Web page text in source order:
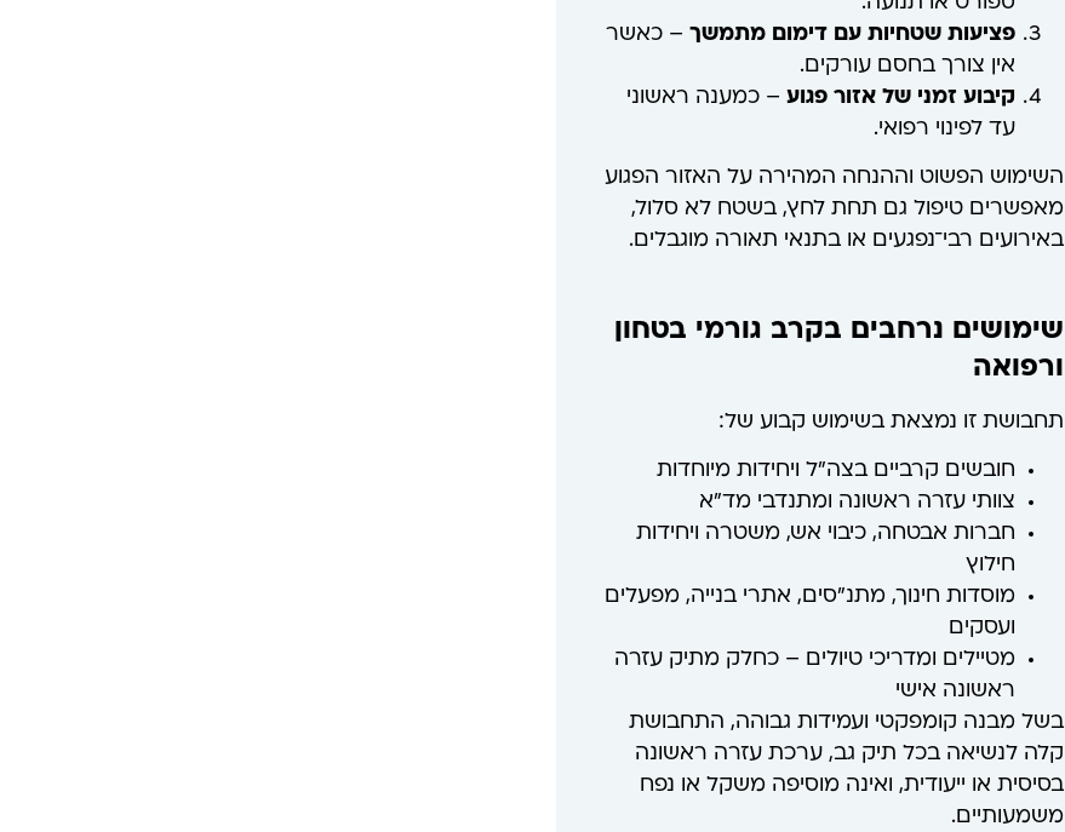
פציעות שטחיות עם דימום מתמשך – כאשר
אין צורך בחסם עורקים.
קיבוע זמני של אזור פגוע – כמענה ראשוני
עד לפינוי רפואי.
השימוש הפשוט וההנחה המהירה על האזור הפגוע
מאפשרים טיפול גם תחת לחץ, בשטח לא סלול,
באירועים רבי־נפגעים או בתנאי תאורה מוגבלים.
שימושים נרחבים בקרב גורמי בטחון
ורפואה
תחבושת זו נמצאת בשימוש קבוע של:
חובשים קרביים בצה"ל ויחידות מיוחדות
צוותי עזרה ראשונה ומתנדבי מד"א
חברות אבטחה, כיבוי אש, משטרה ויחידות
חילוץ
מוסדות חינוך, מתנ"סים, אתרי בנייה, מפעלים
ועסקים
מטיילים ומדריכי טיולים – כחלק מתיק עזרה
ראשונה אישי
בשל מבנה קומפקטי ועמידות גבוהה, התחבושת
קלה לנשיאה בכל תיק גב, ערכת עזרה ראשונה
בסיסית או ייעודית, ואינה מוסיפה משקל או נפח
משמעותיים.